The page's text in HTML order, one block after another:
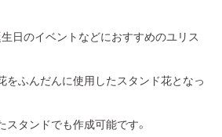
生日のイベントなどにおすすめのユリス
をふんだんに使用したスタンド花となっ
タンドでも作成可能です。